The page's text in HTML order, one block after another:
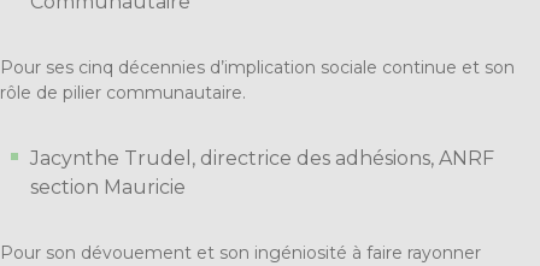
Pour ses cinq décennies d’implication sociale continue et son
rôle de pilier communautaire.
Jacynthe Trudel, directrice des adhésions, ANRF
section Mauricie
Pour son dévouement et son ingéniosité à faire rayonner